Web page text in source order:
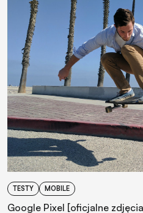
TESTY MOBILE
Google Pixel [oficjalne